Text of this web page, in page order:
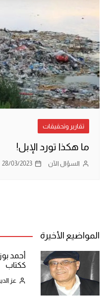
تقارير وتحقيقات
ما هكذا تورد الإبل!
السؤال الآن 28/03/2023
المواضيع الأخيرة
أحمد
ككتاب
عز